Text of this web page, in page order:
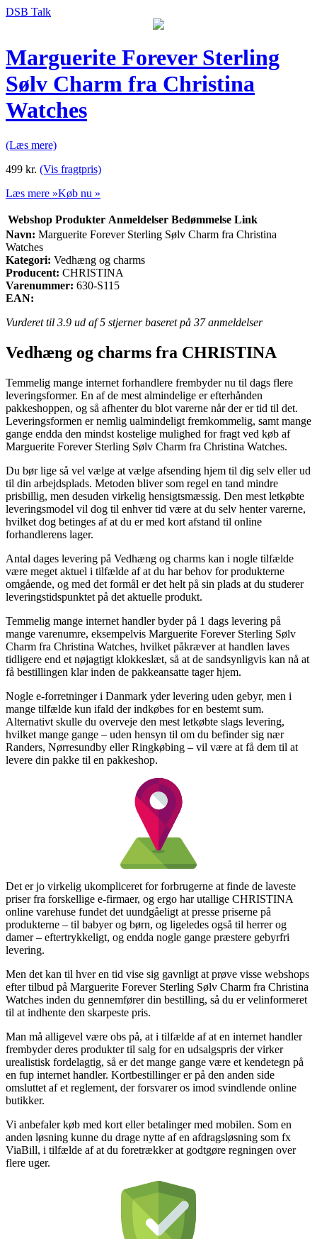
DSB Talk
Marguerite Forever Sterling
Sølv Charm fra Christina
Watches
(Læs mere)
499 kr. (Vis fragtpris)
Læs mere »Køb nu »
Webshop Produkter Anmeldelser Bedømmelse Link
Navn: Marguerite Forever Sterling Sølv Charm fra Christina
Watches
Kategori: Vedhæng og charms
Producent: CHRISTINA
Varenummer: 630-S115
EAN:
Vurderet til 3.9 ud af 5 stjerner baseret på 37anmeldelser
Vedhæng og charms fra CHRISTINA
Temmelig mange internet forhandlere frembyder nu til dags flere
leveringsformer. En af de mest almindelige er efterhånden
pakkeshoppen, og så afhenter du blot varerne når der er tid til det.
Leveringsformen er nemlig ualmindeligt fremkommelig, samt mange
gange endda den mindst kostelige mulighed for fragt ved køb af
Marguerite Forever Sterling Sølv Charm fra Christina Watches.
Du bør lige så vel vælge at vælge afsending hjem til dig selv eller ud
til din arbejdsplads. Metoden bliver som regel en tand mindre
prisbillig, men desuden virkelig hensigtsmæssig. Den mest letkøbte
leveringsmodel vil dog til enhver tid være at du selv henter varerne,
hvilket dog betinges af at du er med kort afstand til online
forhandlerens lager.
Antal dages levering på Vedhæng og charms kan i nogle tilfælde
være meget aktuel i tilfælde af at du har behov for produkterne
omgående, og med det formål er det helt på sin plads at du studerer
leveringstidspunktet på det aktuelle produkt.
Temmelig mange internet handler byder på 1 dags levering på
mange varenumre, eksempelvis Marguerite Forever Sterling Sølv
Charm fra Christina Watches, hvilket påkræver at handlen laves
tidligere end et nøjagtigt klokkeslæt, så at de sandsynligvis kan nå at
få bestillingen klar inden de pakkeansatte tager hjem.
Nogle e-forretninger i Danmark yder levering uden gebyr, men i
mange tilfælde kun ifald der indkøbes for en bestemt sum.
Alternativt skulle du overveje den mest letkøbte slags levering,
hvilket mange gange – uden hensyn til om du befinder sig nær
Randers, Nørresundby eller Ringkøbing – vil være at få dem til at
levere din pakke til en pakkeshop.
Det er jo virkelig ukompliceret for forbrugerne at finde de laveste
priser fra forskellige e-firmaer, og ergo har utallige CHRISTINA
online varehuse fundet det uundgåeligt at presse priserne på
produkterne – til babyer og børn, og ligeledes også til herrer og
damer – eftertrykkeligt, og endda nogle gange præstere gebyrfri
levering.
Men det kan til hver en tid vise sig gavnligt at prøve visse webshops
efter tilbud på Marguerite Forever Sterling Sølv Charm fra Christina
Watches inden du gennemfører din bestilling, så du er velinformeret
til at indhente den skarpeste pris.
Man må alligevel være obs på, at i tilfælde af at en internet handler
frembyder deres produkter til salg for en udsalgspris der virker
urealistisk fordelagtig, så er det mange gange være et kendetegn på
en fup internet handler. Kortbestillinger er på den anden side
omsluttet af et reglement, der forsvarer os imod svindlende online
butikker.
Vi anbefaler køb med kort eller betalinger med mobilen. Som en
anden løsning kunne du drage nytte af en afdragsløsning som fx
ViaBill, i tilfælde af at du foretrækker at godtgøre regningen over
flere uger.